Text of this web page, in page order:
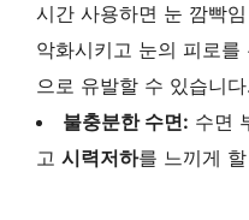
시간 사용하면 눈 깜빡
악화시키고 눈의 피로를
으로 유발할 수 있습니다.
불충분한 수면: 수면
고 시력저하를 느끼게